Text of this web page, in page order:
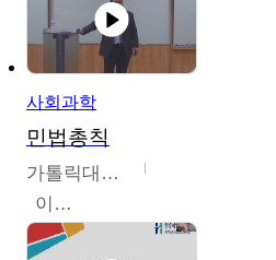
사회과학
민법총칙
가톨릭대학교
이홍민